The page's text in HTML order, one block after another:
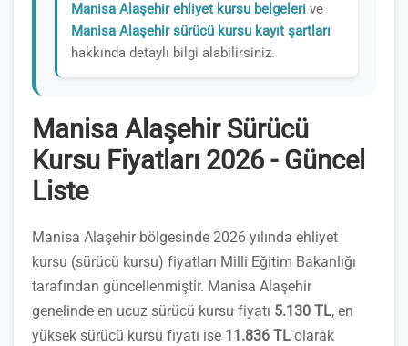
Manisa Alaşehir ehliyet kursu belgeleri ve
Manisa Alaşehir sürücü kursu kayıt şartları
hakkında detaylı bilgi alabilirsiniz.
Manisa Alaşehir Sürücü
Kursu Fiyatları 2026 - Güncel
Liste
Manisa Alaşehir bölgesinde 2026 yılında ehliyet
kursu (sürücü kursu) fiyatları Milli Eğitim Bakanlığı
tarafından güncellenmiştir. Manisa Alaşehir
genelinde en ucuz sürücü kursu fiyatı 5.130 TL, en
yüksek sürücü kursu fiyatı ise 11.836 TL olarak